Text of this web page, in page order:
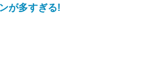
が多すぎる!